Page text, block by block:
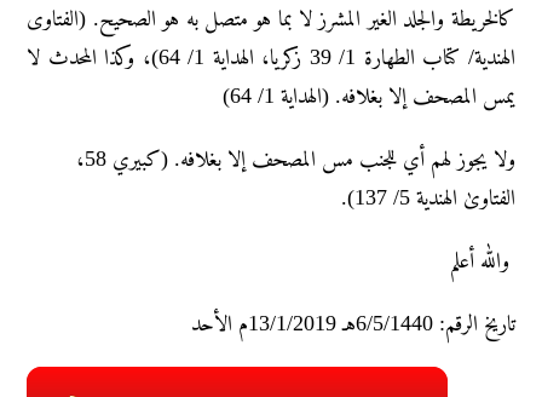
کالخریطة والجلد الغیر المشرز لا بما هو متصل به هو الصحیح. (الفتاوی
الهندیة/ کتاب الطهارة 1/ 39 زکریا، الهدایة 1/ 64)، وکذا المحدث لا
یمس المصحف إلا بغلافه. (الهدایة 1/ 64)
ولا یجوز لهم أي للجنب مس المصحف إلا بغلافه. (کبیري 58،
الفتاویٰ الهندیة 5/ 137).
والله أعلم
تاريخ الرقم: 6/5/1440هـ 13/1/2019م الأحد